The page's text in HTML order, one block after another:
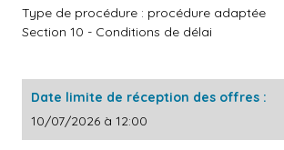
Type de procédure : procédure adaptée
Section 10 - Conditions de délai
Date limite de réception des offres :
10/07/2026 à 12:00